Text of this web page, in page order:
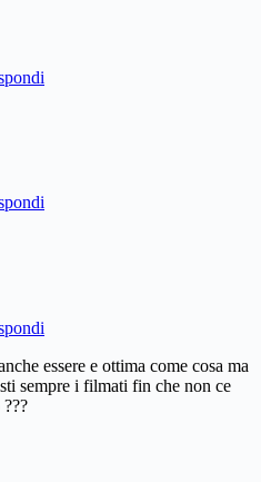
essere e ottima come cosa ma
sempre i filmati fin che non ce